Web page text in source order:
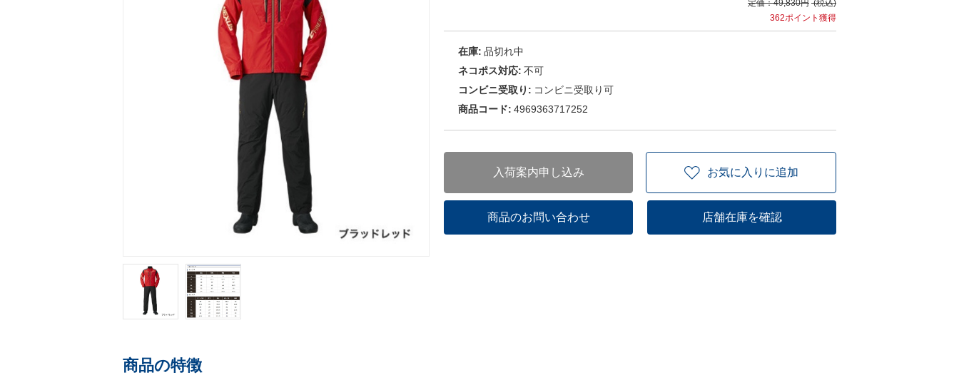
定価：49,830円 (税込)
362ポイント獲得
在庫: 品切れ中
ネコポス対応: 不可
コンビニ受取り: コンビニ受取り可
商品コード: 4969363717252
入荷案内申し込み お気に入りに追加
商品のお問い合わせ 店舗在庫を確認
商品の特徴